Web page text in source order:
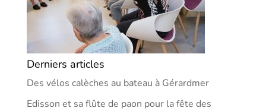
Derniers articles
Des vélos calèches au bateau à Gérardmer
Edisson et sa flûte de paon pour la fête des